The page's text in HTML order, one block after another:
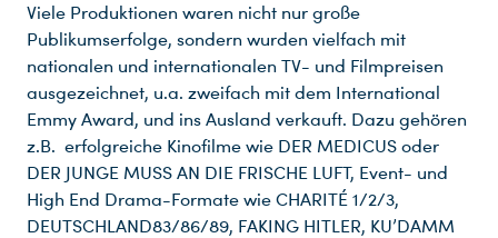
Viele Produktionen waren nicht nur große
Publikumserfolge, sondern wurden vielfach mit
nationalen und internationalen TV- und Filmpreisen
ausgezeichnet, u.a. zweifach mit dem International
Emmy Award, und ins Ausland verkauft. Dazu gehören
z.B. erfolgreiche Kinofilme wie DER MEDICUS oder
DER JUNGE MUSS AN DIE FRISCHE LUFT, Event- und
High End Drama-Formate wie CHARITÉ 1/2/3,
DEUTSCHLAND83/86/89, FAKING HITLER, KU’DAMM